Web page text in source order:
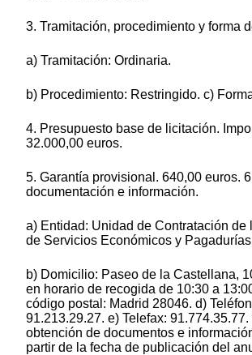
3. Tramitación, procedimiento y forma
a) Tramitación: Ordinaria.
b) Procedimiento: Restringido. c)
4. Presupuesto base de licitación.
32.000,00 euros.
5. Garantía provisional. 640,00 euros.
documentación e información.
a) Entidad: Unidad de Contratación de
de Servicios Económicos y
b) Domicilio: Paseo de la Castellana,
en horario de recogida de 10:30 a
código postal: Madrid 28046. d)
91.213.29.27. e) Telefax:
obtención de documentos e
partir de la fecha de publicación del